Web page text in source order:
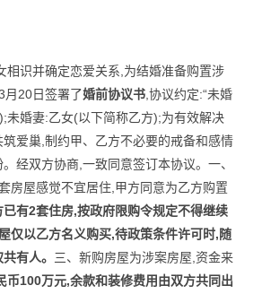
相识并确定恋爱关系,为结婚准备购置涉
月20日签署了婚前协议书 ,协议约定:“未婚
未婚妻:乙女(以下简称乙方);为有效解决
爱巢,制约甲、乙方不必要的戒备和感情
经双方协商,一致同意签订本协议。一、
房屋感觉不宜居住,甲方同意为乙方购置
已有2套住房,按政府限购令规定不得继续
仅以乙方名义购买,待政策条件许可时,随
有人。 三、新购房屋为涉案房屋,资金来
币100万元,余款和装修费用由双方共同出